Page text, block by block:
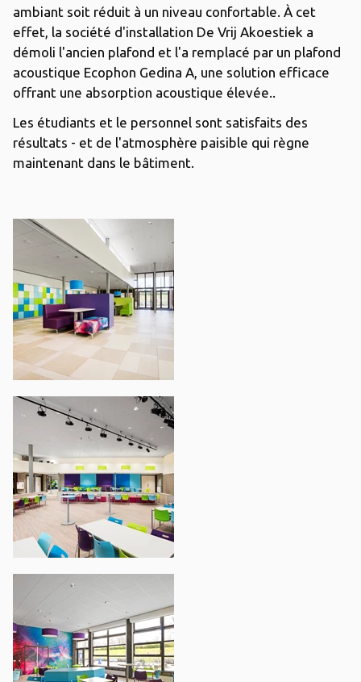
ambiant soit réduit à un niveau confortable. À cet
effet, la société d'installation De Vrij Akoestiek a
démoli l'ancien plafond et l'a remplacé par un plafond
acoustique Ecophon Gedina A, une solution efficace
offrant une absorption acoustique élevée..
Les étudiants et le personnel sont satisfaits des
résultats - et de l'atmosphère paisible qui règne
maintenant dans le bâtiment.